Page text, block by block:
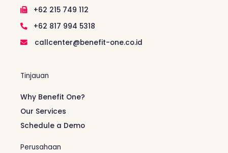
+62 215 749 112
+62 817 994 5318
callcenter@benefit-one.co.id
Tinjauan
Why Benefit One?
Our Services
Schedule a Demo
Perusahaan